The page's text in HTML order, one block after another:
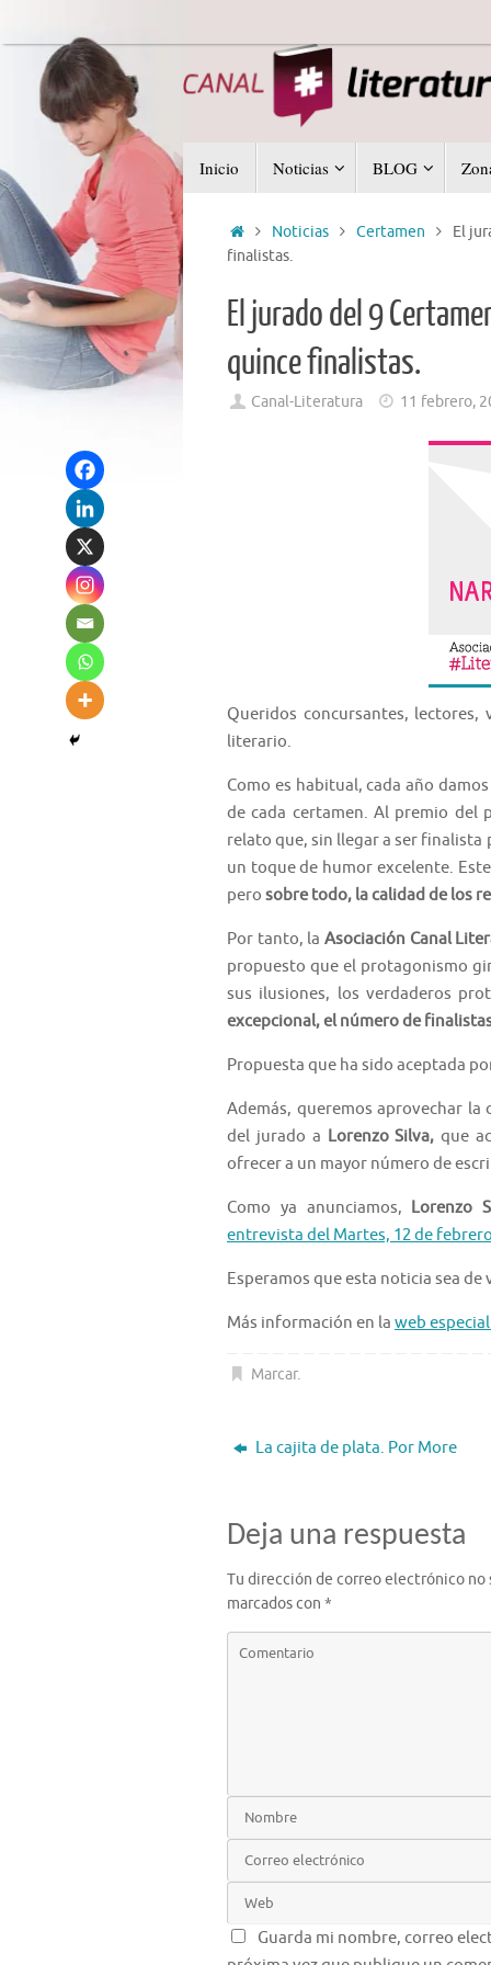
al
contenido
al
contenido
Inicio Noticias BLOG
InicioNoticias Certamen
El
finalistas.
El jurado del 9
quince finalistas.
Canal-Literatura 11 febrero,
Queridos concursantes,
literario.
Como es habitual, cada año
de cada certamen. Al premio del
relato que, sin llegar a ser
un toque de humor excelente.
pero sobre todo, la calidad de los
Por tanto, la Asociación Canal
propuesto que el protagonismo
sus ilusiones, los verdaderos
excepcional, el número de
Propuesta que ha sido aceptada
Además, queremos aprovechar
del jurado a Lorenzo Silva, que
ofrecer a un mayor número de
Como ya anunciamos, Lorenzo
entrevista del Martes, 12 de febrero
Esperamos que esta noticia sea
Más información en la web
Marcar.
La cajita de plata. Por More
Deja una respuesta
Tu dirección de correo electrónico no
marcados con *
Guarda mi nombre, correo